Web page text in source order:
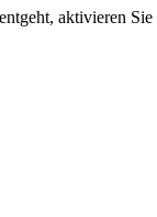
aktivieren